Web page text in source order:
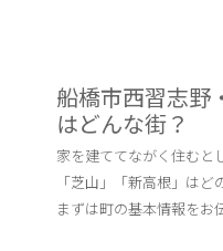
船橋市西習志野
はどんな街？
家を建ててながく住むと
「芝山」「新高根」はど
まずは町の基本情報をお